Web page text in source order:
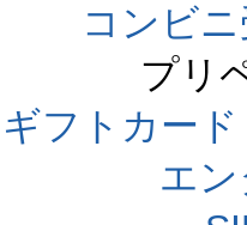
コンビ
プリ
ギフトカー
エ